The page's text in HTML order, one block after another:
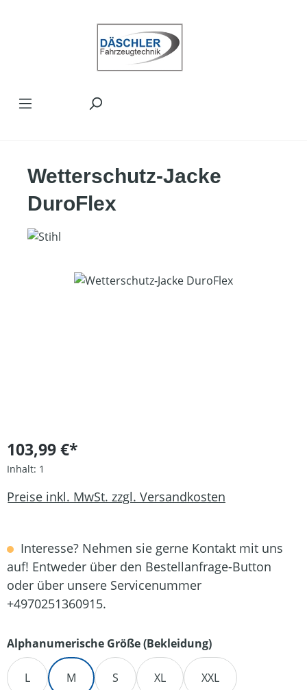
Wetterschutz-Jacke
DuroFlex
Bildergalerie überspringen
103,99 €*
Inhalt: 1
Preise inkl. MwSt. zzgl. Versandkosten
Interesse? Nehmen sie gerne Kontakt mit uns
auf! Entweder über den Bestellanfrage-Button
oder über unsere Servicenummer
+4970251360915.
Alphanumerische Größe (Bekleidung)auswählen
L M S XL XXL